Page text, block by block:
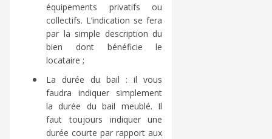
équipements privatifs ou
collectifs. L’indication se fera
par la simple description du
bien dont bénéficie le
locataire ;
La durée du bail : il vous
faudra indiquer simplement
la durée du bail meublé. Il
faut toujours indiquer une
durée courte par rapport aux